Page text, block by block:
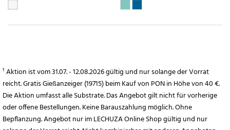
¹ Aktion ist vom 31.07. - 12.08.2026 gültig und nur solange der Vorrat
reicht. Gratis Gießanzeiger (19715) beim Kauf von PON in Höhe von 40 €.
Die Aktion umfasst alle Substrate. Das Angebot gilt nicht für vorherige
oder offene Bestellungen. Keine Barauszahlung möglich. Ohne
Bepflanzung. Angebot nur im LECHUZA Online Shop gültig und nur